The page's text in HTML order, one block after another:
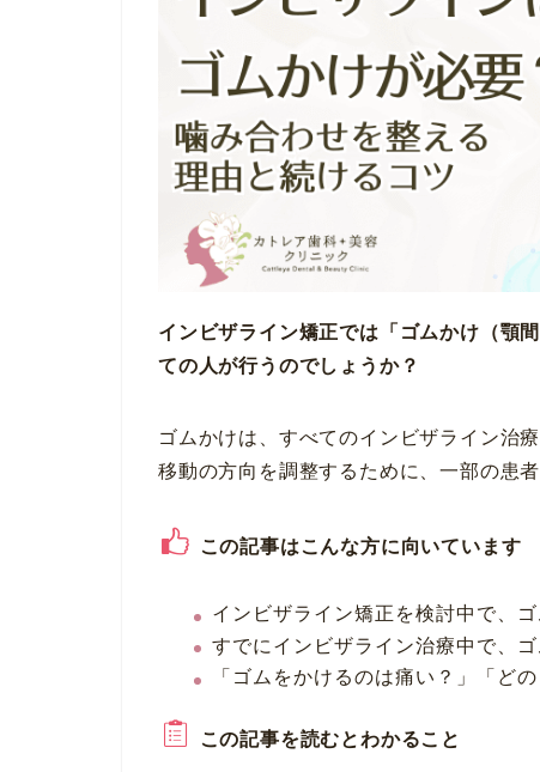
インビザライン矯正では「ゴムかけ（顎
ての人が行うのでしょうか？
ゴムかけは、すべてのインビザライン治
移動の方向を調整するために、一部の患
この記事はこんな方に向いています
インビザライン矯正を検討中で、
すでにインビザライン治療中で、
「ゴムをかけるのは痛い？」「ど
この記事を読むとわかること